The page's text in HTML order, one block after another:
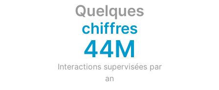
Quelques
chiffres
60M
Interactions supervisées par
an